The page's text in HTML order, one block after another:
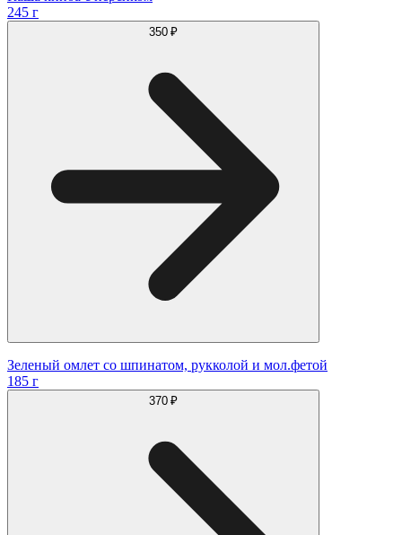
245 г
350 ₽
Зеленый омлет со шпинатом, рукколой и мол.фетой
185 г
370 ₽